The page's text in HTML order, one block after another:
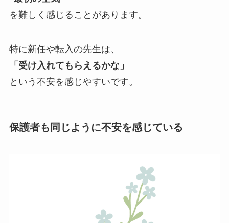
を難しく感じることがあります。
特に新任や転入の先生は、
「受け入れてもらえるかな」
という不安を感じやすいです。
保護者も同じように不安を感じている